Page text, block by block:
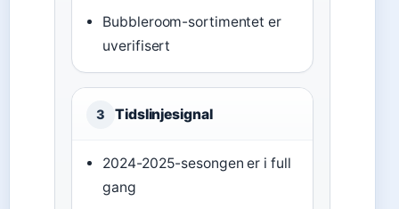
Bubbleroom-sortimentet er
uverifisert
3 Tidslinjesignal
2024-2025-sesongen er i full
gang